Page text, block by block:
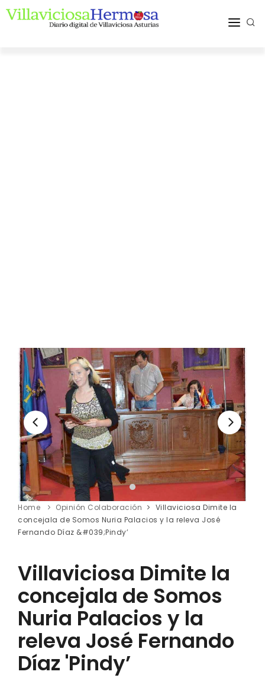
Home Opinión Colaboración
Villaviciosa Dimite la
concejala de Somos Nuria Palacios y la releva José
Fernando Díaz &#039;Pindy’
Villaviciosa Dimite la
concejala de Somos
Nuria Palacios y la
releva José Fernando
Díaz 'Pindy’